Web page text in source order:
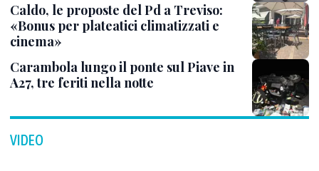
Caldo, le proposte del Pd a Treviso:
«Bonus per plateatici climatizzati e
cinema»
Carambola lungo il ponte sul Piave in
A27, tre feriti nella notte
VIDEO